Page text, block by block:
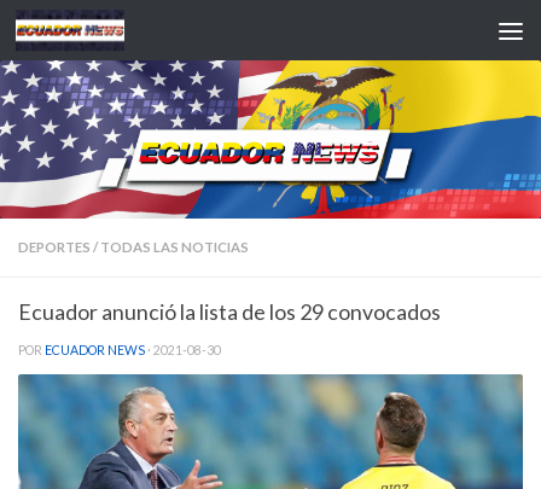
Saltar al contenido
DEPORTES / TODAS LAS NOTICIAS
Ecuador anunció la lista de los 29 convocados
POR ECUADOR NEWS · 2021-08-30